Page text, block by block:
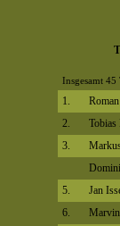
Insgesamt
1.
2.
Tobias
3.
5.
Jan
6.